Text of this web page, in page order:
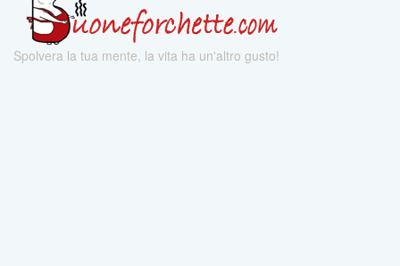
Spolvera la tua mente, la vita ha un'altro gusto!